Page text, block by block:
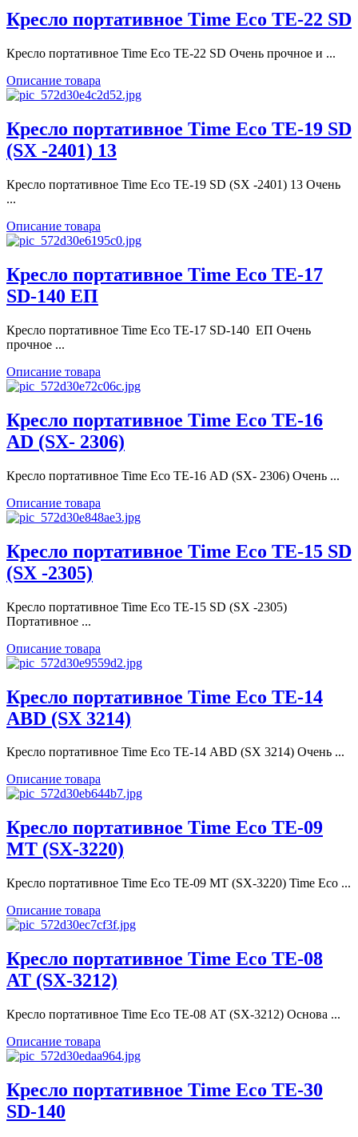
Кресло портативное Time Eco ТЕ-22 SD
Кресло портативное Time Eco ТЕ-22 SD Очень прочное и ...
Описание товара
Кресло портативное Time Eco ТЕ-19 SD
(SX -2401) 13
Кресло портативное Time Eco ТЕ-19 SD (SX -2401) 13 Очень
...
Описание товара
Кресло портативное Time Eco ТЕ-17
SD-140 ЕП
Кресло портативное Time Eco ТЕ-17 SD-140 ЕП Очень
прочное ...
Описание товара
Кресло портативное Time Eco ТЕ-16
AD (SX- 2306)
Кресло портативное Time Eco ТЕ-16 AD (SX- 2306) Очень ...
Описание товара
Кресло портативное Time Eco ТЕ-15 SD
(SX -2305)
Кресло портативное Time Eco ТЕ-15 SD (SX -2305)
Портативное ...
Описание товара
Кресло портативное Time Eco ТЕ-14
ABD (SX 3214)
Кресло портативное Time Eco ТЕ-14 ABD (SX 3214) Очень ...
Описание товара
Кресло портативное Time Eco ТЕ-09
MT (SX-3220)
Кресло портативное Time Eco ТЕ-09 MT (SX-3220) Time Eco ...
Описание товара
Кресло портативное Time Eco ТЕ-08
АТ (SX-3212)
Кресло портативное Time Eco ТЕ-08 АТ (SX-3212) Основа ...
Описание товара
Кресло портативное Time Eco TE-30
SD-140